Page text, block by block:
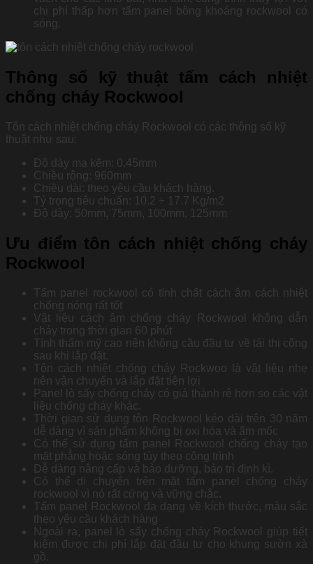
chi phí thấp hơn tấm panel bông khoáng rockwool có
sóng.
Thông số kỹ thuật tấm cách nhiệt
chống cháy Rockwool
Tôn cách nhiệt chống cháy Rockwool có các thông số kỹ
thuật như sau:
Độ dày mạ kẽm: 0.45mm
Chiều rộng: 960mm
Chiều dài: theo yêu cầu khách hàng.
Tỷ trọng tiêu chuẩn: 10.2 ÷ 17.7 Kg/m2
Độ dày: 50mm, 75mm, 100mm, 125mm
Ưu điểm tôn cách nhiệt chống cháy
Rockwool
Tấm panel rockwool có tính chất cách âm cách nhiệt
chống nóng rất tốt
Vật liệu cách âm chống cháy Rockwool không dẫn
cháy trong thời gian 60 phút
Tính thẩm mỹ cao nên không cầu đầu tư về tái thi công
sau khi lắp đặt.
Tôn cách nhiệt chống cháy Rockwoo là vật liệu nhẹ
nên vận chuyển và lắp đặt tiện lợi
Panel lò sấy chống cháy có giá thành rẻ hơn so các vật
liệu chống cháy khác.
Thời gian sử dụng tôn Rockwool kéo dài trên 30 năm
dễ dàng vì sản phẩm không bị oxi hóa và ẩm mốc
Có thể sử dụng tấm panel Rockwool chống cháy tạo
mặt phẳng hoặc sóng tùy theo công trình
Dễ dàng nâng cấp và bảo dưỡng, bảo trì định kì.
Có thể di chuyển trên mặt tấm panel chống cháy
rockwool vì nó rất cứng và vững chắc.
Tấm panel Rockwool đa dạng về kích thước, màu sắc
theo yêu cầu khách hàng
Ngoài ra, panel lò sấy chống cháy Rockwool giúp tiết
kiệm được chi phí lắp đặt đầu tư cho khung sườn xà
gồ.